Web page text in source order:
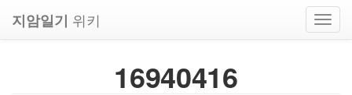
지암일기 위키
16940416